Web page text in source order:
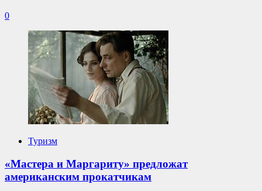
0
Туризм
«Мастера и Маргариту» предложат
американским прокатчикам